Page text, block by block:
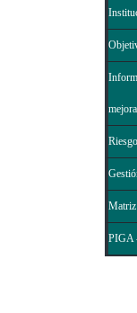
mejora
PIGA